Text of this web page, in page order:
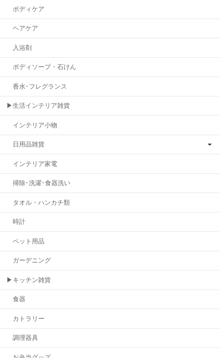
ボディケア
ヘアケア
入浴剤
ボディソープ・石けん
香水･フレグランス
▶生活インテリア雑貨
インテリア小物
日用品雑貨
インテリア家電
掃除･洗濯･食器洗い
タオル・ハンカチ類
時計
ペット用品
ガーデニング
▶キッチン雑貨
食器
カトラリー
調理器具